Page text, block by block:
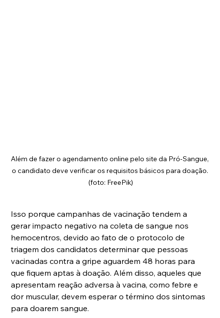
Além de fazer o agendamento online pelo site da Pró-Sangue,
o candidato deve verificar os requisitos básicos para doação.
(foto: FreePik)
Isso porque campanhas de vacinação tendem a
gerar impacto negativo na coleta de sangue nos
hemocentros, devido ao fato de o protocolo de
triagem dos candidatos determinar que pessoas
vacinadas contra a gripe aguardem 48 horas para
que fiquem aptas à doação. Além disso, aqueles que
apresentam reação adversa à vacina, como febre e
dor muscular, devem esperar o término dos sintomas
para doarem sangue.